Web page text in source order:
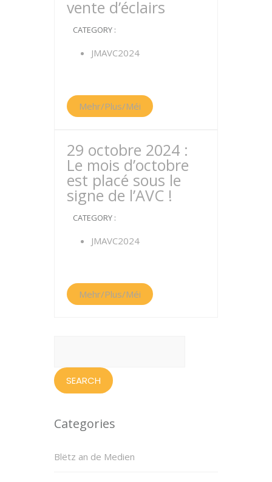
vente d’éclairs
CATEGORY :
JMAVC2024
Mehr/Plus/Méi
29 octobre 2024 :
Le mois d’octobre
est placé sous le
signe de l’AVC !
CATEGORY :
JMAVC2024
Mehr/Plus/Méi
Categories
Blëtz an de Medien